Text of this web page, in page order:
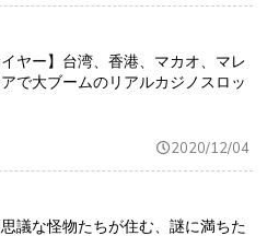
イヤー】台湾、香港、マカオ、マレ
で大ブームのリアルカジノスロッ
2020/12/04
思議な怪物たちが住む、謎に満ちた